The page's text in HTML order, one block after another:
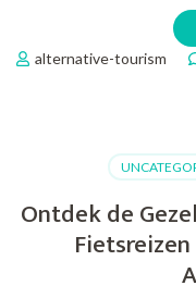
alternative-tourism
Ontdek de